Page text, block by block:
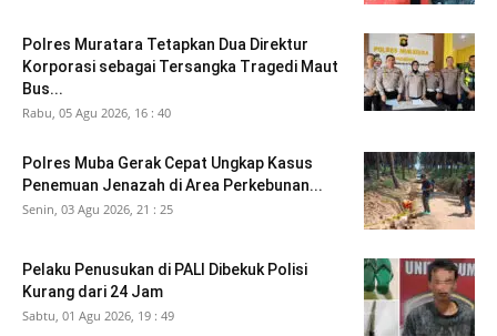
Polres Muratara Tetapkan Dua Direktur
Korporasi sebagai Tersangka Tragedi Maut
Bus...
Rabu, 05 Agu 2026, 16 : 40
Polres Muba Gerak Cepat Ungkap Kasus
Penemuan Jenazah di Area Perkebunan...
Senin, 03 Agu 2026, 21 : 25
Pelaku Penusukan di PALI Dibekuk Polisi
Kurang dari 24 Jam
Sabtu, 01 Agu 2026, 19 : 49